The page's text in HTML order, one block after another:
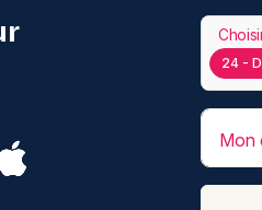
24 -
Mon